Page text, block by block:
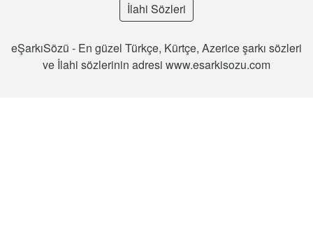
İlahi Sözleri
eŞarkıSözü - En güzel Türkçe, Kürtçe, Azerice şarkı sözleri
ve İlahi sözlerinin adresi www.esarkisozu.com